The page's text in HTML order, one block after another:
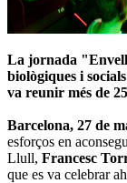
La jornada
biològiques i
va reunir més de
Barcelona, 27 de
esforços en
Llull, Francesc
que es va celebrar